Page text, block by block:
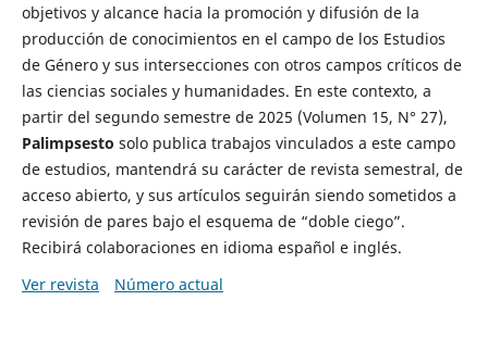
objetivos y alcance hacia la promoción y difusión de la
producción de conocimientos en el campo de los Estudios
de Género y sus intersecciones con otros campos críticos de
las ciencias sociales y humanidades. En este contexto, a
partir del segundo semestre de 2025 (Volumen 15, N° 27),
Palimpsesto solo publica trabajos vinculados a este campo
de estudios, mantendrá su carácter de revista semestral, de
acceso abierto, y sus artículos seguirán siendo sometidos a
revisión de pares bajo el esquema de “doble ciego”.
Recibirá colaboraciones en idioma español e inglés.
Ver revista
Número actual